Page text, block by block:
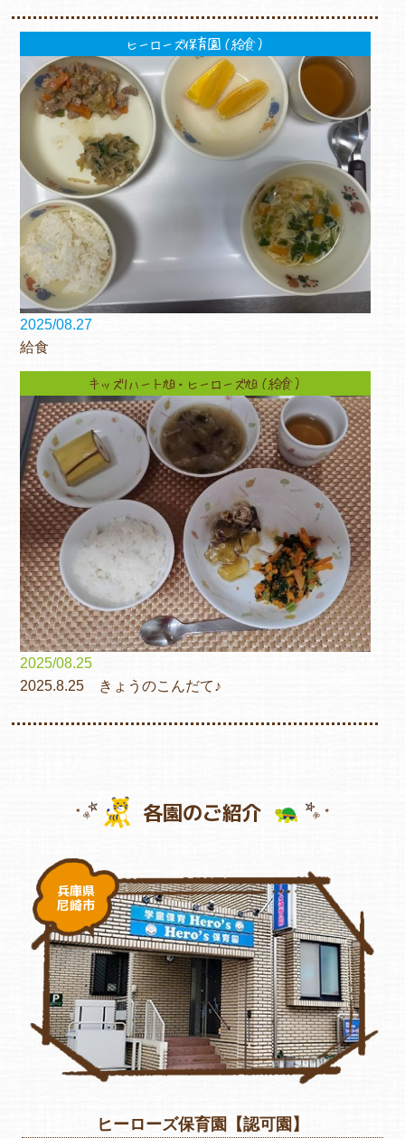
ヒーローズ保育園（給食）
2025/08.27
給食
キッズ1ハート旭・ヒーローズ旭（給食）
2025/08.25
2025.8.25 きょうのこんだて♪
各園のご紹介
兵庫県
尼崎市
ヒーローズ保育園【認可園】